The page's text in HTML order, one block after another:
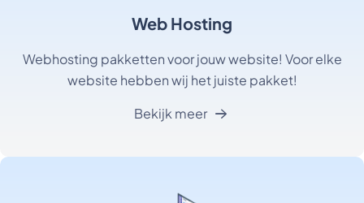
Web Hosting
Webhosting pakketten voor jouw website! Voor elke
website hebben wij het juiste pakket!
Bekijk meer